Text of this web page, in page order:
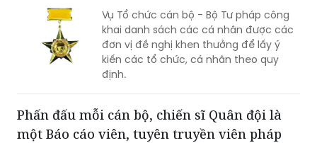
Vụ Tổ chức cán bộ - Bộ Tư pháp công
khai danh sách các cá nhân được các
đơn vị đề nghị khen thưởng để lấy ý
kiến các tổ chức, cá nhân theo quy
định.
Phấn đấu mỗi cán bộ, chiến sĩ Quân đội là
một Báo cáo viên, tuyên truyền viên pháp